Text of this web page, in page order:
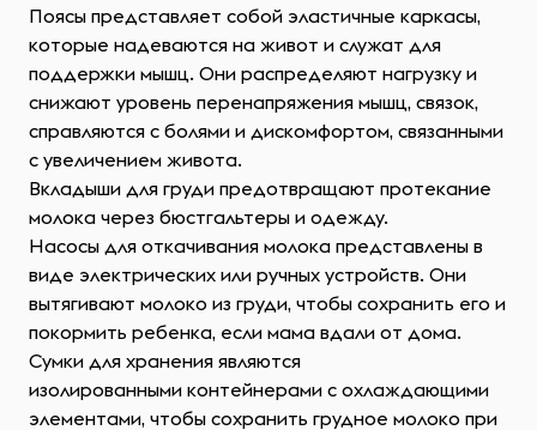
Поясы представляет собой эластичные каркасы,
которые надеваются на живот и служат для
поддержки мышц. Они распределяют нагрузку и
снижают уровень перенапряжения мышц, связок,
справляются с болями и дискомфортом, связанными
с увеличением живота.
Вкладыши для груди предотвращают протекание
молока через бюстгальтеры и одежду.
Насосы для откачивания молока представлены в
виде электрических или ручных устройств. Они
вытягивают молоко из груди, чтобы сохранить его и
покормить ребенка, если мама вдали от дома.
Сумки для хранения являются
изолированными контейнерами с охлаждающими
элементами, чтобы сохранить грудное молоко при